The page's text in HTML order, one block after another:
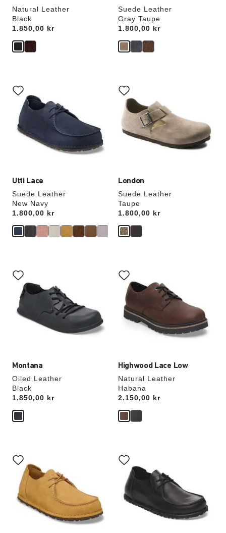
Natural Leather
Black
Price:
1.850,00 kr
Suede Leather
Gray Taupe
Price:
1.800,00 kr
Utti Lace
Suede Leather
New Navy
Price:
1.800,00 kr
med
swatch-
farger
oppdatere
produktbildet
London
Suede Leather
Taupe
Price:
1.800,00 kr
med
swatch-
farger
oppdatere
produktbildet
Montana
Oiled Leather
Black
Price:
1.850,00 kr
med
swatch-
farger
oppdatere
produktbildet
Highwood Lace Low
Natural Leather
Habana
Price:
2.150,00 kr
med
swatch-
farger
oppdatere
produktbildet
med
swatch-
farger
oppdatere
produktbildet
med
swatch-
farger
oppdatere
produktbildet